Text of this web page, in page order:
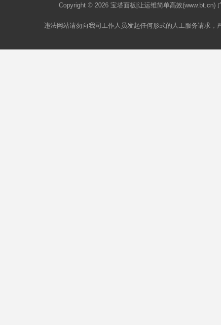
Copyright © 2026 宝塔面板 |让运维简单高效
违法网站请勿向我司工作人员发起任何形式的人工服务请求，